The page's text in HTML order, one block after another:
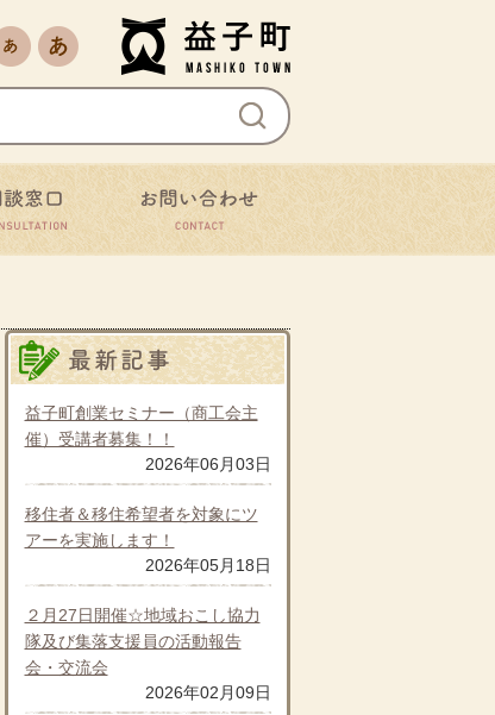
文字サイズを縮小
文字サイズを拡大
相談窓口 お問い合わせ
2026年06月03日
益子町創業セミナー（商工会主
催）受講者募集！！
2026年05月18日
移住者＆移住希望者を対象にツ
アーを実施します！
2026年02月09日
２月27日開催☆地域おこし協力
隊及び集落支援員の活動報告
会・交流会